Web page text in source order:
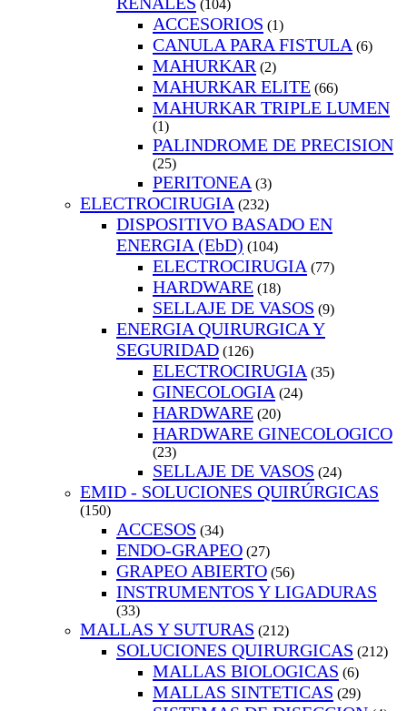
(104)
ACCESORIOS (1)
CANULA PARA FISTULA (6)
MAHURKAR (2)
MAHURKAR ELITE (66)
MAHURKAR TRIPLE LUMEN
(1)
PALINDROME DE PRECISION
(25)
PERITONEA (3)
ELECTROCIRUGIA (232)
DISPOSITIVO BASADO EN
ENERGIA (EbD) (104)
ELECTROCIRUGIA (77)
HARDWARE (18)
SELLAJE DE VASOS (9)
ENERGIA QUIRURGICA Y
SEGURIDAD (126)
ELECTROCIRUGIA (35)
GINECOLOGIA (24)
HARDWARE (20)
HARDWARE GINECOLOGICO
(23)
SELLAJE DE VASOS (24)
EMID - SOLUCIONES QUIRÚRGICAS
(150)
ACCESOS (34)
ENDO-GRAPEO (27)
GRAPEO ABIERTO (56)
INSTRUMENTOS Y LIGADURAS
(33)
MALLAS Y SUTURAS (212)
SOLUCIONES QUIRURGICAS (212)
MALLAS BIOLOGICAS (6)
MALLAS SINTETICAS (29)